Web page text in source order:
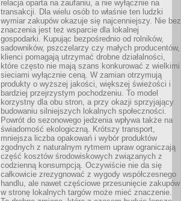
relacja oparta na zaufaniu, a nie wyłącznie na
transakcji. Dla wielu osób to właśnie ten ludzki
wymiar zakupów okazuje się najcenniejszy. Nie bez
znaczenia jest też wsparcie dla lokalnej
gospodarki. Kupując bezpośrednio od rolników,
sadowników, pszczelarzy czy małych producentów,
klienci pomagają utrzymać drobne działalności,
które często nie mają szans konkurować z wielkimi
sieciami wyłącznie ceną. W zamian otrzymują
produkty o wyższej jakości, większej świeżości i
bardziej przejrzystym pochodzeniu. To model
korzystny dla obu stron, a przy okazji sprzyjający
budowaniu silniejszych lokalnych społeczności.
Powrót do sezonowego jedzenia wpływa także na
świadomość ekologiczną. Krótszy transport,
mniejsza liczba opakowań i wybór produktów
zgodnych z naturalnym rytmem upraw ograniczają
część kosztów środowiskowych związanych z
codzienną konsumpcją. Oczywiście nie da się
całkowicie zrezygnować z wygody współczesnego
handlu, ale nawet częściowe przesunięcie zakupów
w stronę lokalnych targów może mieć znaczenie.